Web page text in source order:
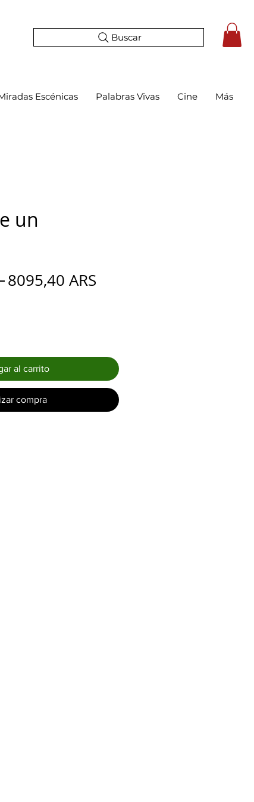
Buscar
Escénicas Palabras Vivas Cine Más
un
Precio
8095,40 ARS
al carrito
compra